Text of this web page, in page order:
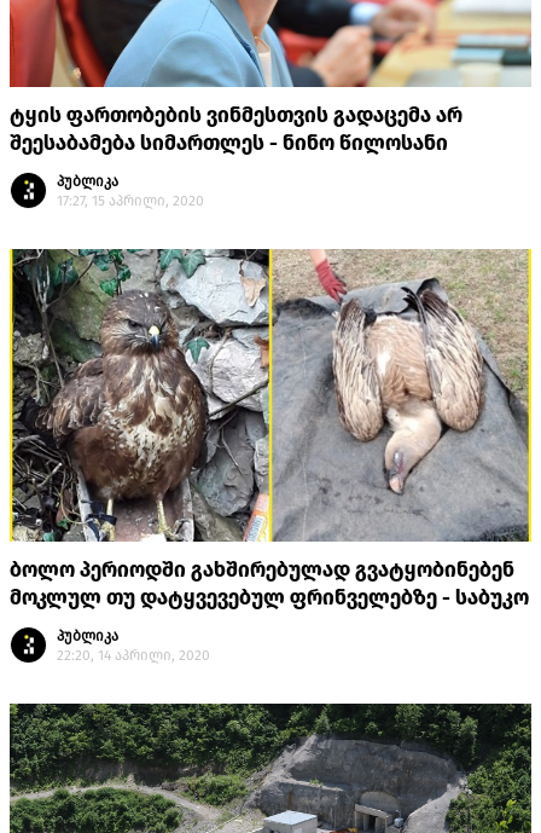
ტყის ფართობების ვინმესთვის გადაცემა არ
შეესაბამება სიმართლეს - ნინო წილოსანი
პუბლიკა
17:27, 15 აპრილი, 2020
ბოლო პერიოდში გახშირებულად გვატყობინებენ
მოკლულ თუ დატყვევებულ ფრინველებზე - საბუკო
პუბლიკა
22:20, 14 აპრილი, 2020